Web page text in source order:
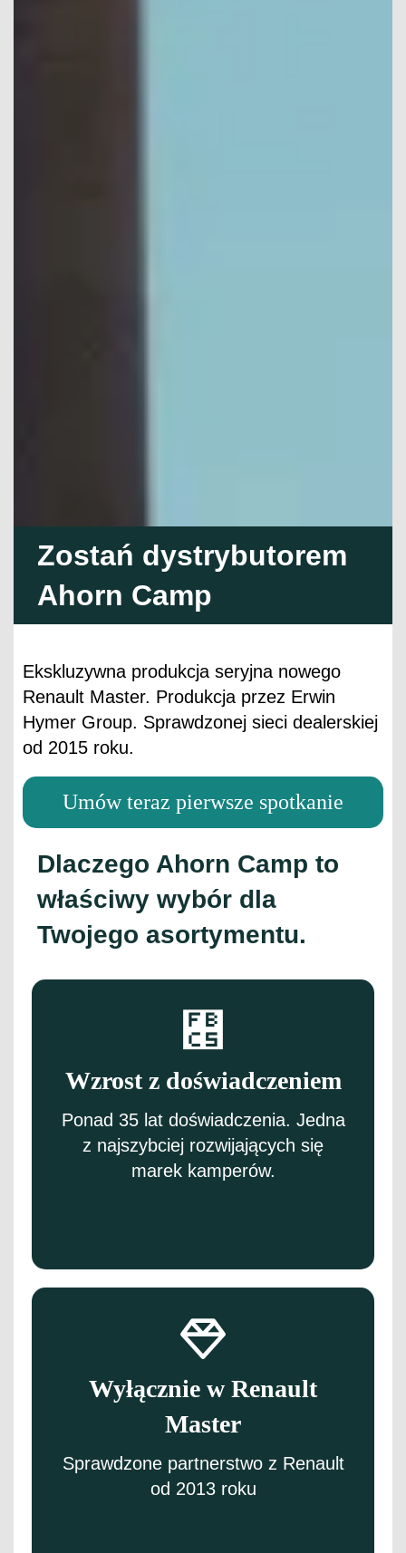
Zostań dystrybutorem
Ahorn Camp
Ekskluzywna produkcja seryjna nowego
Renault Master. Produkcja przez Erwin
Hymer Group. Sprawdzonej sieci dealerskiej
od 2015 roku.
Umów teraz pierwsze spotkanie
Dlaczego Ahorn Camp to
właściwy wybór dla
Twojego asortymentu.
Wzrost z doświadczeniem
Ponad 35 lat doświadczenia. Jedna
z najszybciej rozwijających się
marek kamperów.
Wyłącznie w Renault
Master
Sprawdzone partnerstwo z Renault
od 2013 roku